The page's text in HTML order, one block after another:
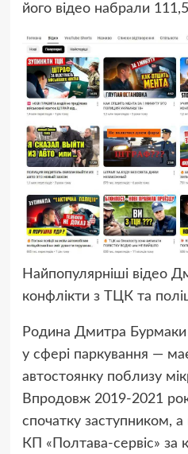
його відео набрали
Найпопулярніші відео
конфлікти з ТЦК та
Родина Дмитра Бурмаки
у сфері паркування —
автостоянку поблизу
Впродовж 2019-2021
спочатку заступником, а
КП «Полтава-сервіс» за